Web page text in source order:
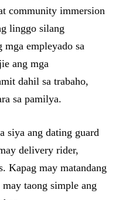
community immersion
linggo silang
empleyado sa
ang mga
dahil sa trabaho,
sa pamilya.
siya ang dating guard
delivery rider,
Kapag may matandang
taong simple ang